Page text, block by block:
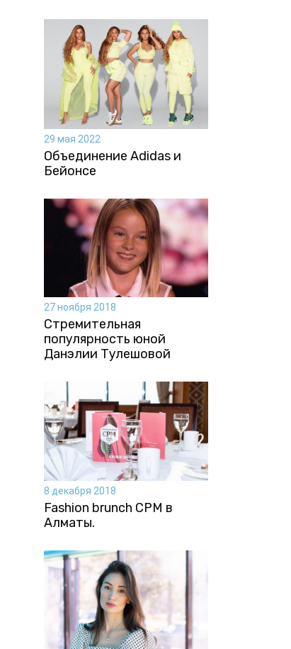
29 мая 2022
Объединение Adidas и
Бейонсе
27 ноября 2018
Стремительная
популярность юной
Данэлии Тулешовой
8 декабря 2018
Fashion brunch CPM в
Алматы.